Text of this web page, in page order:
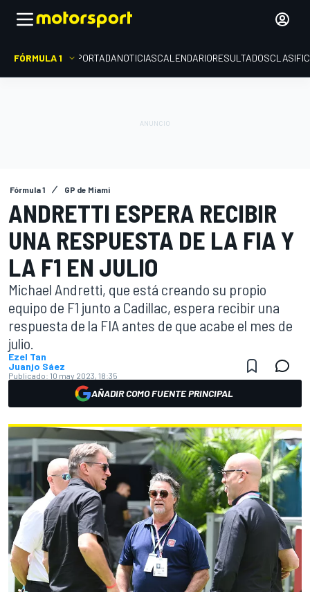
FÓRMULA 1 PORTADANOTICIASCALENDARIORESULTADOS
Fórmula 1 GP de Miami
ANDRETTI ESPERA RECIBIR
UNA RESPUESTA DE LA FIA Y
LA F1 EN JULIO
Michael Andretti, que está creando su propio
equipo de F1 junto a Cadillac, espera recibir una
respuesta de la FIA antes de que acabe el mes de
julio.
Ezel Tan
Juanjo Sáez
Publicado: 10 may 2023, 18:35
AÑADIR COMO FUENTE PRINCIPAL